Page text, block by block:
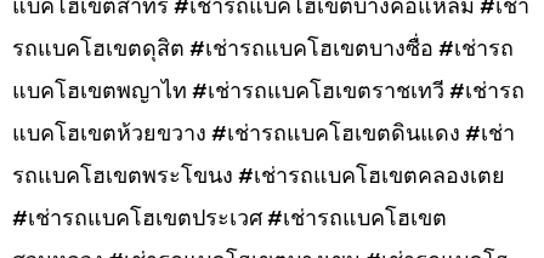
รถแบคโฮเขตดุสิต #เช่ารถแบคโฮเขตบางซื่อ #เช่ารถ
แบคโฮเขตพญาไท #เช่ารถแบคโฮเขตราชเทวี #เช่ารถ
แบคโฮเขตห้วยขวาง #เช่ารถแบคโฮเขตดินแดง #เช่า
รถแบคโฮเขตพระโขนง #เช่ารถแบคโฮเขตคลองเตย
#เช่ารถแบคโฮเขตประเวศ #เช่ารถแบคโฮเขต